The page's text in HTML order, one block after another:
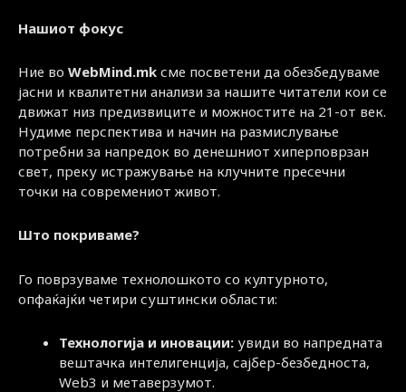
Нашиот фокус
Ние во WebMind.mk сме посветени да обезбедуваме
јасни и квалитетни анализи за нашите читатели кои се
движат низ предизвиците и можностите на 21-от век.
Нудиме перспектива и начин на размислување
потребни за напредок во денешниот хиперповрзан
свет, преку истражување на клучните пресечни
точки на современиот живот.
Што покриваме?
Го поврзуваме технолошкото со културното,
опфаќајќи четири суштински области:
Технологија и иновации: увиди во напредната
вештачка интелигенција, сајбер-безбедноста,
Web3 и метаверзумот.